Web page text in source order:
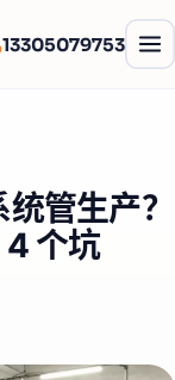
13305079753
管生产？
个坑